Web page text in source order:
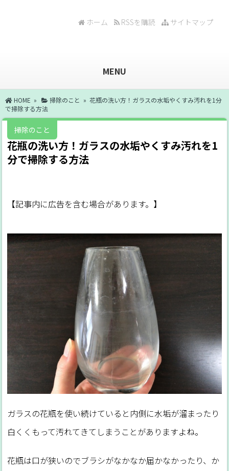
サイトマップ
RSSを購読
ホーム
MENU
HOME » 掃除のこと » 花瓶の洗い方！ガラスの水垢やくすみ汚れを1分
で掃除する方法
掃除のこと
花瓶の洗い方！ガラスの水垢やくすみ汚れを1
分で掃除する方法
【記事内に広告を含む場合があります。】
ガラスの花瓶を使い続けていると内側に水垢が溜まったり
白くくもって汚れてきてしまうことがありますよね。
花瓶は口が狭いのでブラシがなかなか届かなかったり、か